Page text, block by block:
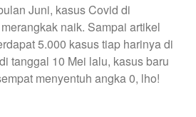
Juni, kasus Covid di
naik. Sampai artikel
5.000 kasus tiap harinya di
tanggal 10 Mei lalu, kasus baru
menyentuh angka 0, lho!